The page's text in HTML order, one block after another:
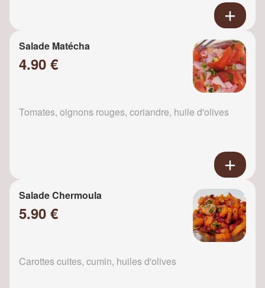
Salade Matécha
4.90 €
Tomates, oignons rouges, coriandre, huile d'olives
Salade Chermoula
5.90 €
Carottes cuites, cumin, huiles d'olives